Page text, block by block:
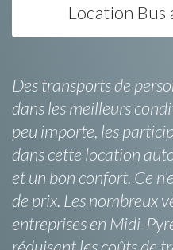
Location
Des transports de
dans les meilleurs
peu importe, les
dans cette location
et un bon confort. Ce
de prix. Les nombreux
entreprises en Midi-